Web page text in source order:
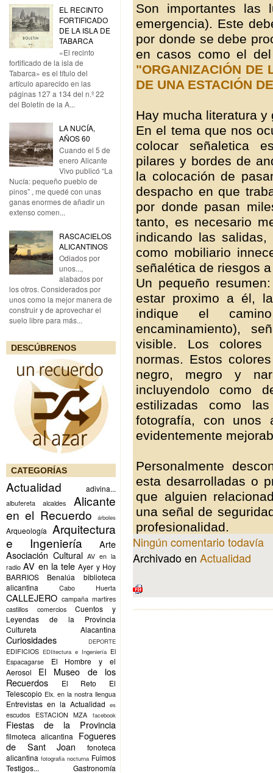
EL RECINTO
FORTIFICADO
DE LA ISLA DE
TABARCA
«El recinto
fortificado de la isla de
Tabarca» es el título del
artículo aparecido en las
páginas 127 a 134 del n.º 22
del Boletín de la A...
LA NUCÍA,
AÑOS 60
Cuando el 5 de
enero Alicante
Vivo publicó “La
Nucía: pequeño pueblo de
pinos” , me quedé con unas
ganas enormes de añadir un
extenso comen...
RASCACIELOS
ALICANTINOS
Odiados por
unos...,
alabados por
los otros. Considerados por
unos como la mejor manera de
construir y de aprovechar el
suelo libre para más...
DESCÚBRENOS
CATEGORÍAS
Actualidad adivina...
albufereta alcaldes
Alicante
en el Recuerdo
árboles
Arqueología Arquitectura
e Ingeniería
Arte
Asociación Cultural AV en la
radio AV en la tele Ayer y Hoy
BARRIOS
Benalúa
biblioteca
alicantina
Cabo Huerta
CALLEJERO campaña martires
castillos
comercios
Cuentos y
Leyendas de la Provincia
Cultureta Alacantina
Curiosidades DEPORTE
EDIFICIOS EDIitectura e Ingeniería El
Espacagarse
El Hombre y el
Aerosol
El Museo de los
Recuerdos
El Reto
El
Telescopio Elx. en la nostra llengua
Entrevistas en la Actualidad es
escudos ESTACION MZA facebook
Fiestas de la Provincia
filmoteca alicantina
Fogueres
de Sant Joan
fonoteca
alicantina fotografia nocturna Fuimos
Testigos...
Gastronomía
Son importantes las
emergencia). Este
por donde se debe
en casos como el
"ORGANIZACIÓN DE
DE UNA ESTACIÓN
Hay mucha literatura
En el tema que nos
colocar señaletica
pilares y bordes de
la colocación de
despacho en que
por donde pasan
tanto, es necesario
indicando las
como mobiliario
señalética de riesgos
Un pequeño
estar proximo a él,
indique el
encaminamiento),
visible. Los colores
normas. Estos
negro, megro y
incluyendolo como
estilizadas como
fotografía, con unos
evidentemente
Personalmente
esta desarrolladas o
que alguien
una señal de
profesionalidad.
Ningún comentario todavía
Archivado en Actualidad